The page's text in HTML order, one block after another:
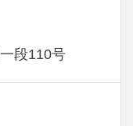
段110号